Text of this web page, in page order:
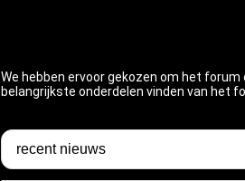
We hebben ervoor gekozen om het
belangrijkste onderdelen vinden van het